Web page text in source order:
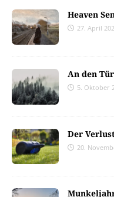
Heaven
27. April
An den
5. Oktober
Der
20.